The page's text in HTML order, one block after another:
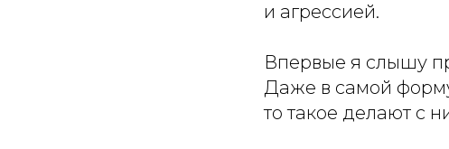
и агрессией.
Впервые я слышу
Даже в самой
то такое делают с